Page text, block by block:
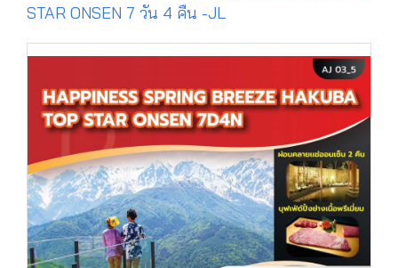
STAR ONSEN 7 วัน 4 คืน -JL